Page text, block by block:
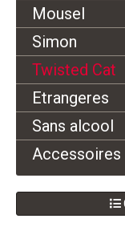
Mousel
Simon
Twisted Cat
Etrangeres
Sans alcool
Accessoires